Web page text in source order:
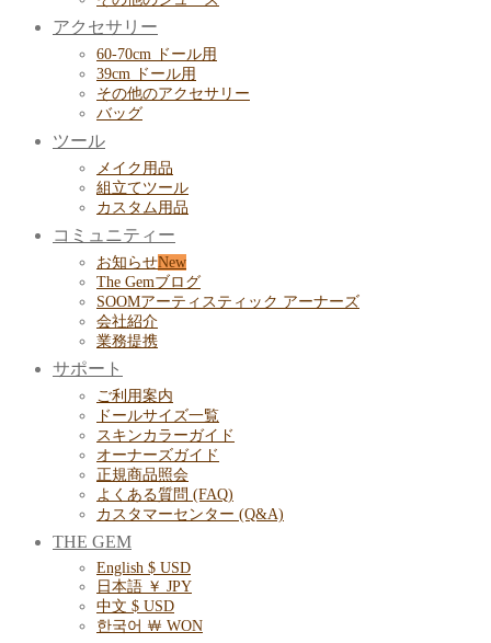
アクセサリー
60-70cm ドール用
39cm ドール用
その他のアクセサリー
バッグ
ツール
メイク用品
組立てツール
カスタム用品
コミュニティー
お知らせ
The Gemブログ
SOOMアーティスティック アーナーズ
会社紹介
業務提携
サポート
ご利用案内
ドールサイズ一覧
スキンカラーガイド
オーナーズガイド
正規商品照会
よくある質問 (FAQ)
カスタマーセンター (Q&A)
THE GEM
English $ USD
日本語 ￥ JPY
中文 $ USD
한국어 ￦ WON